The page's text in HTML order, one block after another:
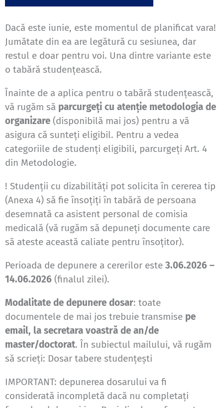
Dacă este iunie, este momentul de planificat vara!
Jumătate din ea are legătură cu sesiunea, dar
restul e doar pentru voi. Una dintre variante este
o tabără studențească.
Înainte de a aplica pentru o tabără studențească,
vă rugăm să parcurgeți cu atenție metodologia de
organizare (disponibilă mai jos) pentru a vă
asigura că sunteți eligibil. Pentru a vedea
categoriile de studenți eligibili, parcurgeți Art. 4
din Metodologie.
! Studenții cu dizabilități pot solicita în cererea tip
(Anexa 4) să fie însoțiți în tabără de persoana
desemnată ca asistent personal de comisia
medicală (vă rugăm să depuneți documente care
să ateste această caliate pentru însoțitor).
Perioada de depunere a cererilor este 3.06.2026 –
14.06.2026 (finalul zilei).
Modalitate de depunere dosar: toate
documentele de mai jos trebuie transmise pe
email, la secretara voastră de an/de
master/doctorat. În subiectul mailului, vă rugăm
să scrieți: Dosar tabere studențești
IMPORTANT: depunerea dosarului va fi
considerată incompletă dacă nu completați